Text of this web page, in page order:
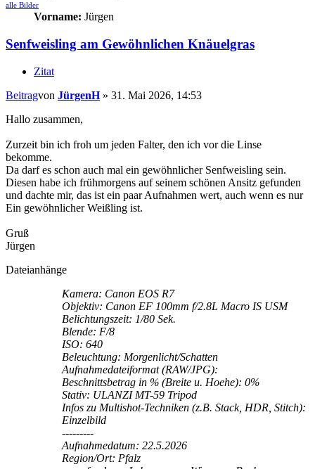
alle Bilder
Vorname: Jürgen
Senfweisling am Gewöhnlichen Knäuelgras
Zitat
Beitragvon JürgenH» 31. Mai 2026, 14:53
Hallo zusammen,
Zurzeit bin ich froh um jeden Falter, den ich vor die Linse
bekomme.
Da darf es schon auch mal ein gewöhnlicher Senfweisling sein.
Diesen habe ich frühmorgens auf seinem schönen Ansitz gefunden
und dachte mir, das ist ein paar Aufnahmen wert, auch wenn es nur
Ein gewöhnlicher Weißling ist.
Gruß
Jürgen
Dateianhänge
Kamera: Canon EOS R7
Objektiv: Canon EF 100mm f/2.8L Macro IS USM
Belichtungszeit: 1/80 Sek.
Blende: F/8
ISO: 640
Beleuchtung: Morgenlicht/Schatten
Aufnahmedateiformat (RAW/JPG):
Beschnittsbetrag in % (Breite u. Hoehe): 0%
Stativ: ULANZI MT-59 Tripod
Infos zu Multishot-Techniken (z.B. Stack, HDR, Stitch):
Einzelbild
---------
Aufnahmedatum: 22.5.2026
Region/Ort: Pfalz